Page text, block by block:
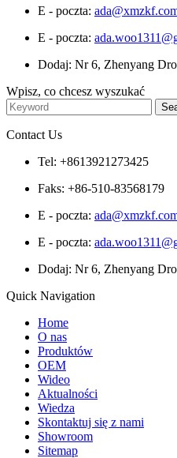
E - poczta:
E - poczta:
Dodaj: Nr 6, Zhenyang
Wpisz, co chcesz wyszukać
Contact Us
Tel: +8613921273425
Faks: +86-510-83568179
E - poczta:
E - poczta:
Dodaj: Nr 6, Zhenyang
Quick Navigation
Home
O nas
Produktów
OEM
Wideo
Aktualności
Wiedza
Skontaktuj się z nami
Showroom
Sitemap